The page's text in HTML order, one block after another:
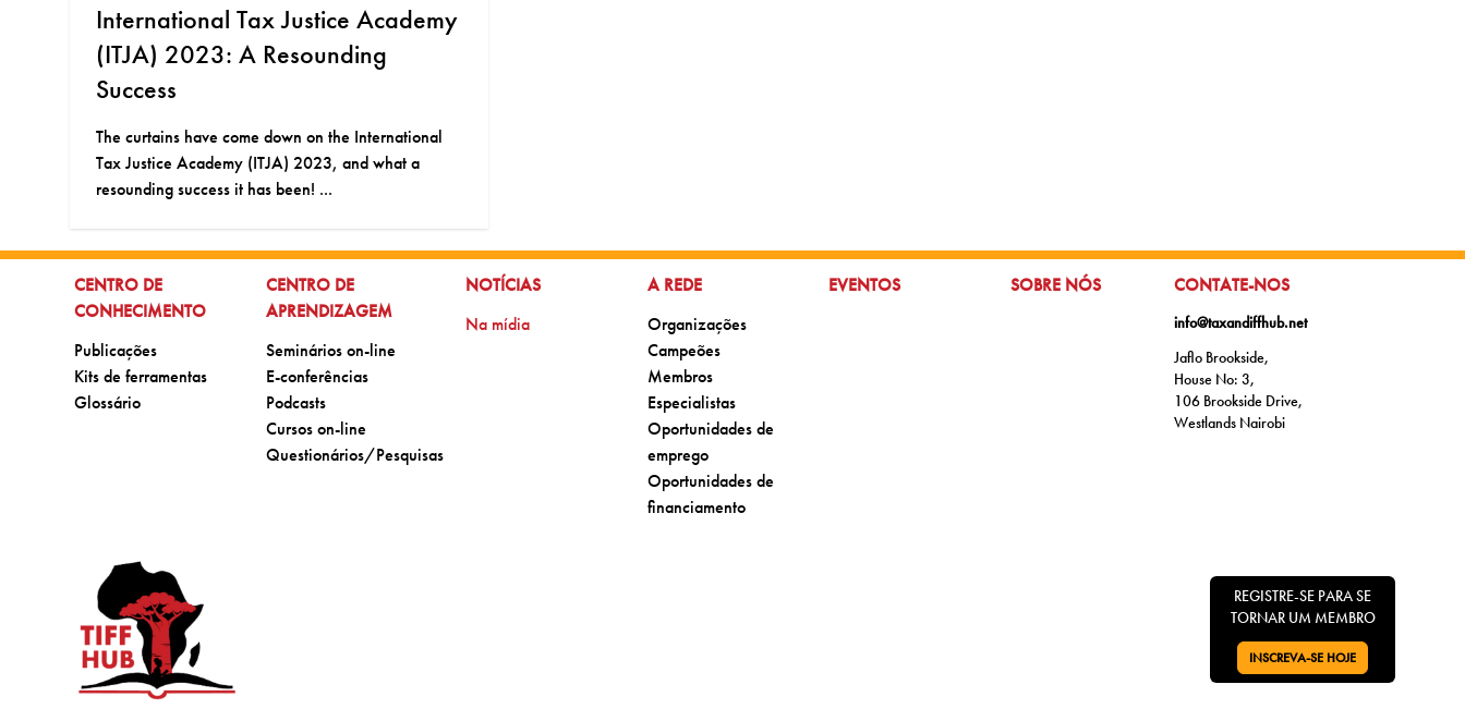
International Tax Justice Academy
(ITJA) 2023: A Resounding
Success
The curtains have come down on the International
Tax Justice Academy (ITJA) 2023, and what a
resounding success it has been! ...
IR PARA:
CENTRO DE
CONHECIMENTO
Ir para:
Publicações
Ir para:
Kits de ferramentas
Ir para:
Glossário
IR PARA:
CENTRO DE
APRENDIZAGEM
Ir para:
Seminários on-line
Ir para:
E-conferências
Ir para:
Podcasts
Ir para:
Cursos on-line
Ir para:
Questionários/Pesquisas
IR PARA:
NOTÍCIAS
Ir para:
Na mídia
IR PARA:
A REDE
Ir para:
Organizações
Ir para:
Campeões
Ir para:
Membros
Ir para:
Especialistas
Ir para:
Oportunidades de
emprego
Ir para:
Oportunidades de
financiamento
IR PARA:
EVENTOS IR PARA:
SOBRE NÓS IR PARA:
CONTATE-NOS
info@taxandiffhub.net
Jaflo Brookside,
House No: 3,
106 Brookside Drive,
Westlands Nairobi
REGISTRE-SE PARA SE
TORNAR UM MEMBRO
VÁ PARA:
INSCREVA-SE HOJE